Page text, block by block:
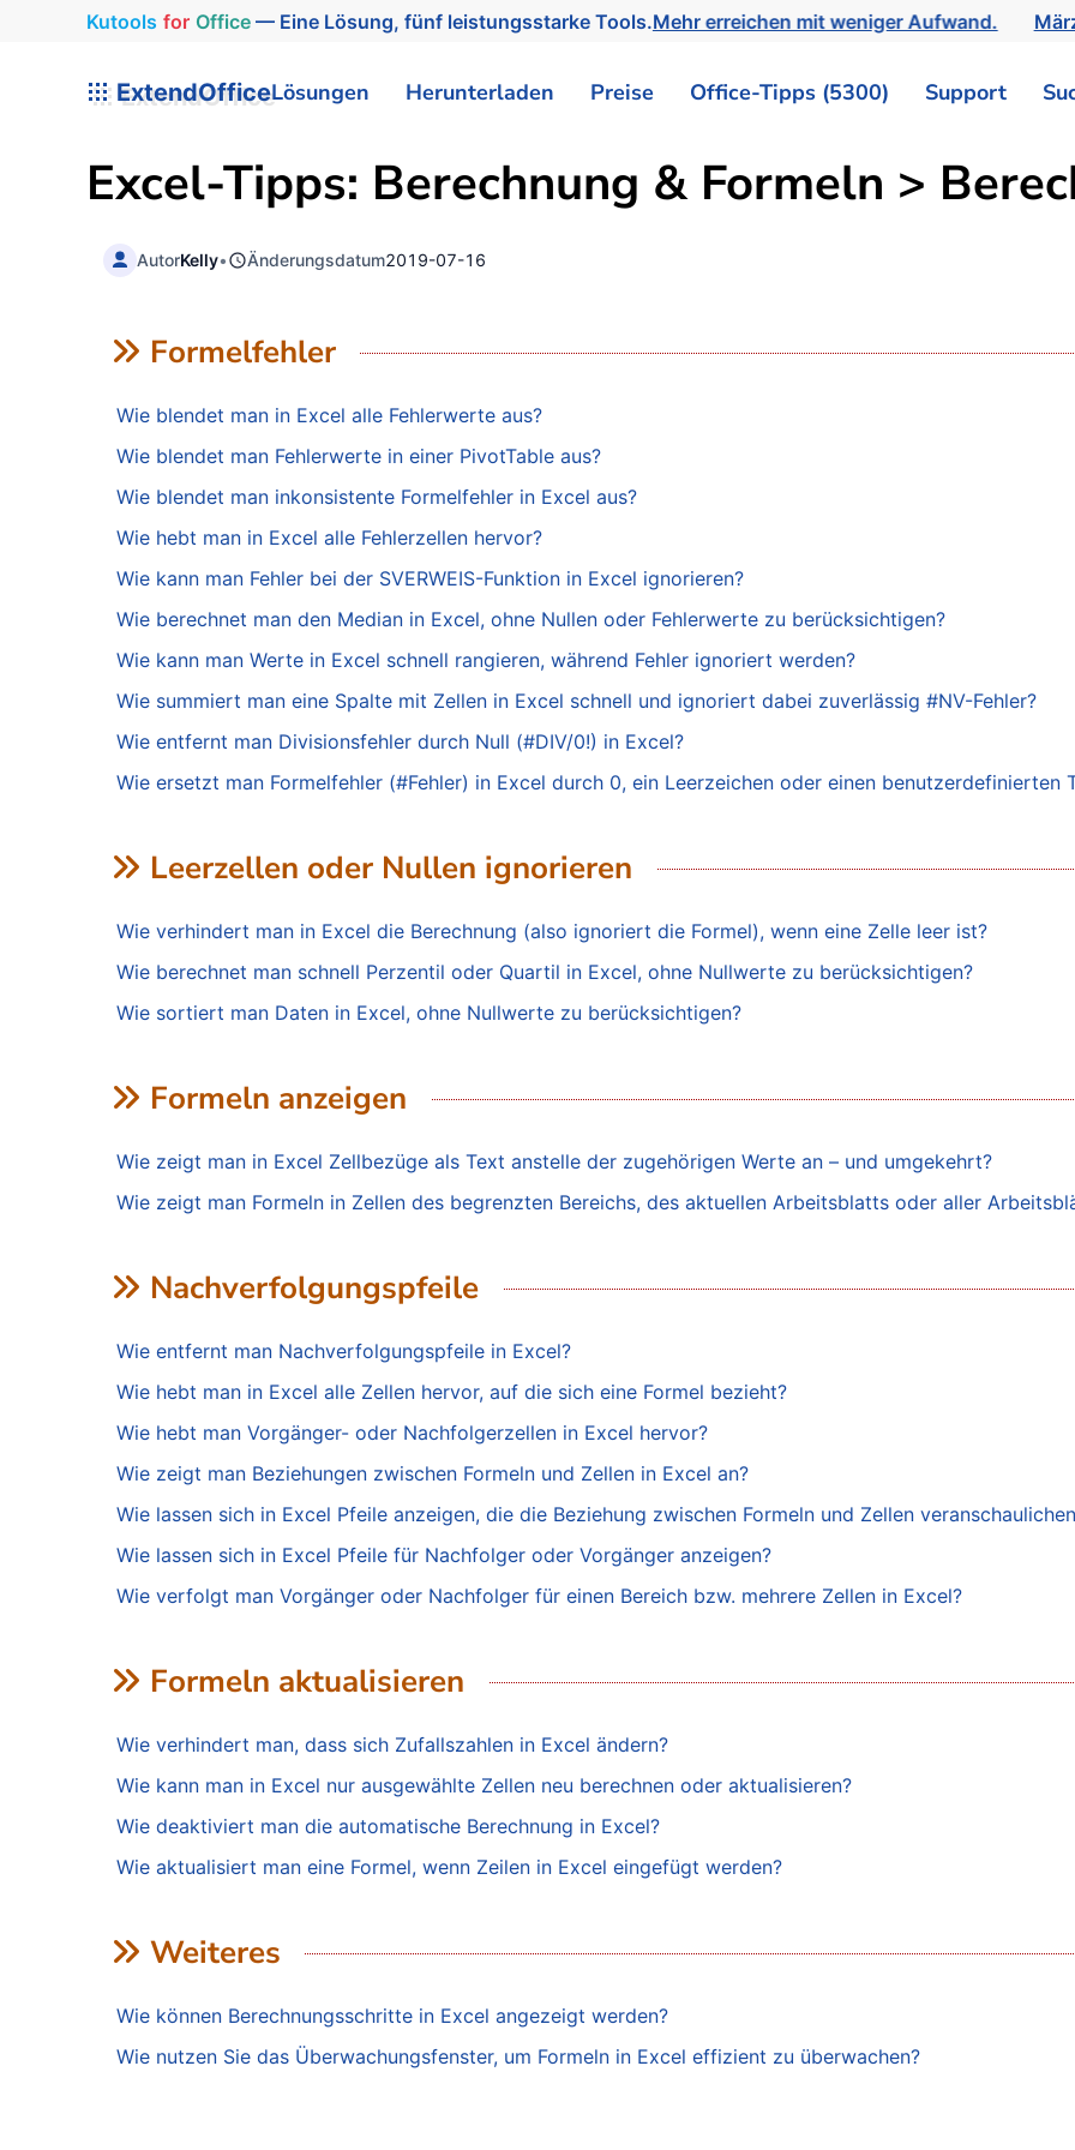
Kutools for Office— Eine Lösung, fünf leistungsstarke Tools.Mehr erreichen mit weniger Aufwand.
ExtendOfficeLösungen Herunterladen Preise Office-Tipps (5300) Support
Excel-Tipps: Berechnung & Formeln >
AutorKelly• Änderungsdatum2019-07-16
Formelfehler
Wie blendet man in Excel alle Fehlerwerte aus?
Wie blendet man Fehlerwerte in einer PivotTable aus?
Wie blendet man inkonsistente Formelfehler in Excel aus?
Wie hebt man in Excel alle Fehlerzellen hervor?
Wie kann man Fehler bei der SVERWEIS-Funktion in Excel ignorieren?
Wie berechnet man den Median in Excel, ohne Nullen oder Fehlerwerte zu berücksichtigen?
Wie kann man Werte in Excel schnell rangieren, während Fehler ignoriert werden?
Wie summiert man eine Spalte mit Zellen in Excel schnell und ignoriert dabei zuverlässig #NV-Fehler?
Wie entfernt man Divisionsfehler durch Null (#DIV/0!) in Excel?
Wie ersetzt man Formelfehler (#Fehler) in Excel durch 0, ein Leerzeichen oder einen benutzerdefinierten
Leerzellen oder Nullen ignorieren
Wie verhindert man in Excel die Berechnung (also ignoriert die Formel), wenn eine Zelle leer ist?
Wie berechnet man schnell Perzentil oder Quartil in Excel, ohne Nullwerte zu berücksichtigen?
Wie sortiert man Daten in Excel, ohne Nullwerte zu berücksichtigen?
Formeln anzeigen
Wie zeigt man in Excel Zellbezüge als Text anstelle der zugehörigen Werte an – und umgekehrt?
Wie zeigt man Formeln in Zellen des begrenzten Bereichs, des aktuellen Arbeitsblatts oder aller
Nachverfolgungspfeile
Wie entfernt man Nachverfolgungspfeile in Excel?
Wie hebt man in Excel alle Zellen hervor, auf die sich eine Formel bezieht?
Wie hebt man Vorgänger- oder Nachfolgerzellen in Excel hervor?
Wie zeigt man Beziehungen zwischen Formeln und Zellen in Excel an?
Wie lassen sich in Excel Pfeile anzeigen, die die Beziehung zwischen Formeln und Zellen
Wie lassen sich in Excel Pfeile für Nachfolger oder Vorgänger anzeigen?
Wie verfolgt man Vorgänger oder Nachfolger für einen Bereich bzw. mehrere Zellen in Excel?
Formeln aktualisieren
Wie verhindert man, dass sich Zufallszahlen in Excel ändern?
Wie kann man in Excel nur ausgewählte Zellen neu berechnen oder aktualisieren?
Wie deaktiviert man die automatische Berechnung in Excel?
Wie aktualisiert man eine Formel, wenn Zeilen in Excel eingefügt werden?
Weiteres
Wie können Berechnungsschritte in Excel angezeigt werden?
Wie nutzen Sie das Überwachungsfenster, um Formeln in Excel effizient zu überwachen?